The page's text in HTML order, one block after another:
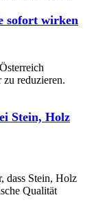
sofort wirken
reduzieren.
Stein, Holz
dass Stein, Holz
Qualität